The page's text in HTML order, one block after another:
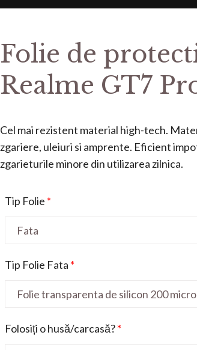
Folie de
Realme GT7
Cel mai rezistent material high-tech.
zgariere, uleiuri si amprente. Eficient
zgarieturile minore din utilizarea zilnica.
Tip Folie *
Tip Folie Fata *
Folosiți o husă/carcasă?*